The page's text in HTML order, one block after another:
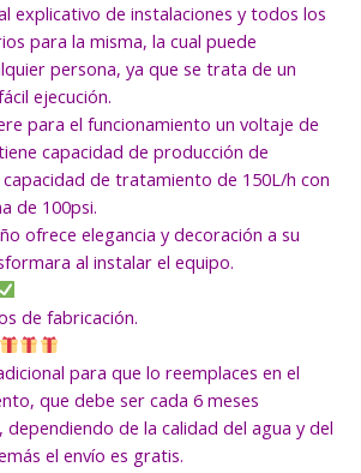
explicativo de instalaciones y todos los
para la misma, la cual puede
persona, ya que se trata de un
ejecución.
para el funcionamiento un voltaje de
capacidad de producción de
de tratamiento de 150L/h con
de 100psi.
ofrece elegancia y decoración a su
al instalar el equipo.
de fabricación.
para que lo reemplaces en el
que debe ser cada 6 meses
de la calidad del agua y del
el envío es gratis.